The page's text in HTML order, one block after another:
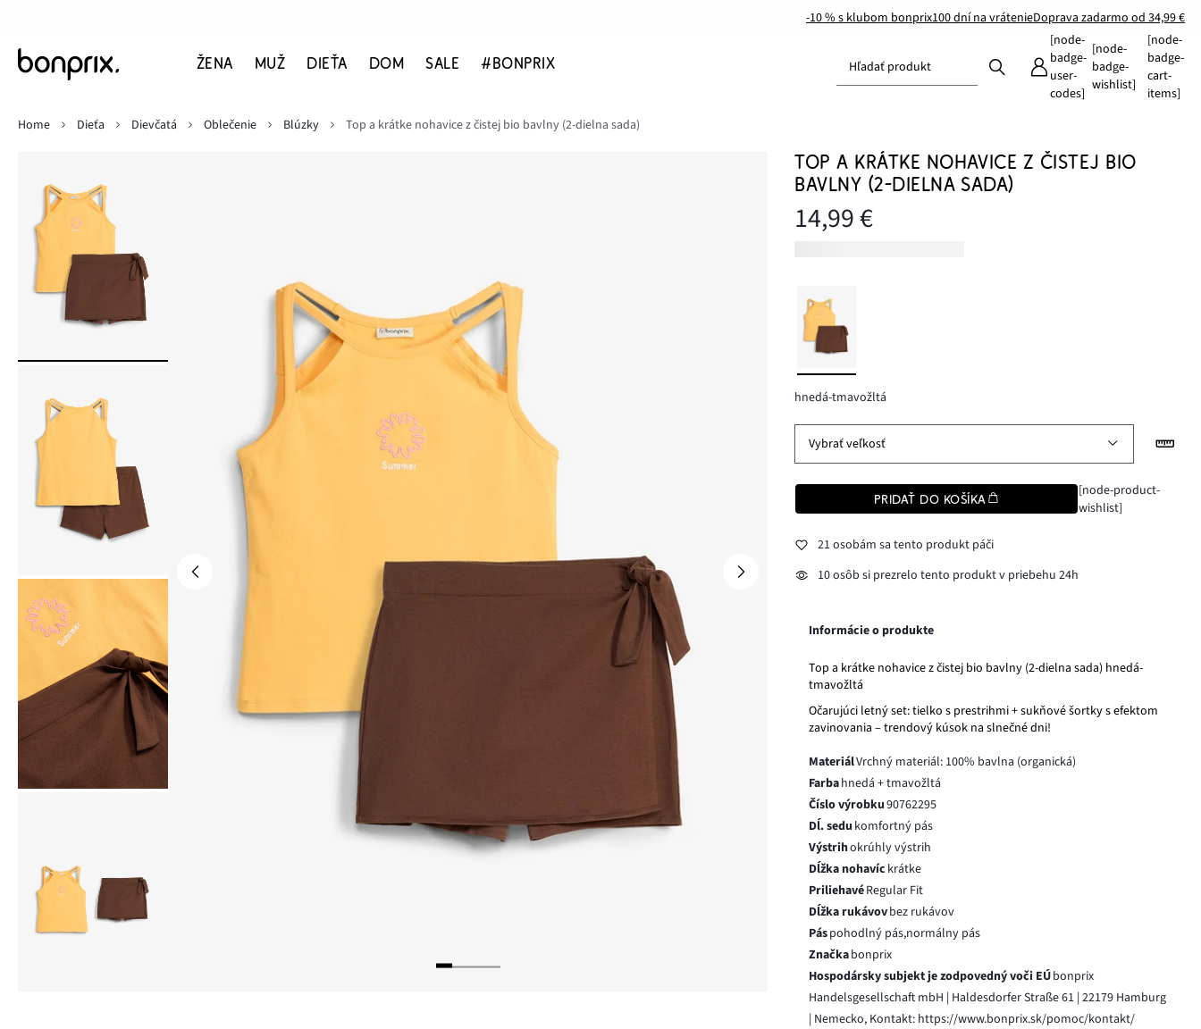
-10 % s klubom bonprix100 dní na vrátenieDoprava zadarmo od 34,99 €
ŽENA MUŽ DIEŤA DOM SALE #BONPRIX Hľadať produkt
[node-
badge-
user-
codes]
[node-
badge-
wishlist]
[node-
badge-
cart-
items]
Home
Dieťa Dievčatá Oblečenie Blúzky Top a krátke nohavice z čistej bio bavlny (2-dielna sada)
TOP A KRÁTKE NOHAVICE Z ČISTEJ BIO
BAVLNY (2-DIELNA SADA)
14,99 €
hnedá-tmavožltá
Vybrať veľkosť
PRIDAŤ DO KOŠÍKA
[node-product-
wishlist]
21 osobám sa tento produkt páči
10 osôb si prezrelo tento produkt v priebehu 24h
Informácie o produkte
Top a krátke nohavice z čistej bio bavlny (2-dielna sada) hnedá-
tmavožltá
Očarujúci letný set: tielko s prestrihmi + sukňové šortky s efektom
zavinovania – trendový kúsok na slnečné dni!
MateriálVrchný materiál: 100% bavlna (organická)
Farbahnedá + tmavožltá
Číslo výrobku90762295
Dĺ. sedu komfortný pás
Výstrihokrúhly výstrih
Dĺžka nohavíc krátke
PriliehavéRegular Fit
Dĺžka rukávovbez rukávov
Páspohodlný pás,normálny pás
Značkabonprix
Hospodársky subjekt je zodpovedný voči EÚbonprix
Handelsgesellschaft mbH | Haldesdorfer Straße 61 | 22179 Hamburg
| Nemecko, Kontakt: https://www.bonprix.sk/pomoc/kontakt/